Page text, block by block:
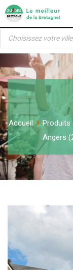
Skip
content
Recherche
produits
Accueil Produits
Angers